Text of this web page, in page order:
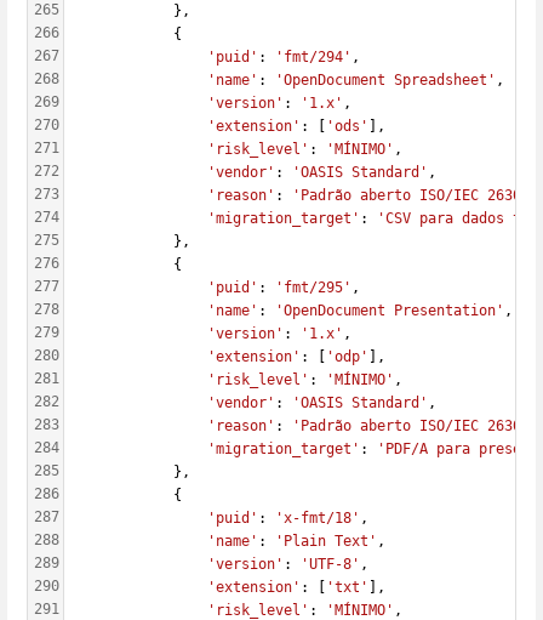
265
266
267
268
269
270
271
272
273
274
275
276
277
278
279
280
281
282
283
284
285
286
287
288
289
290
291
            },
            {
'puid' : 'fmt/294' ,
'name' : 'OpenDocument Spreadsheet' ,
'version' : '1.x' ,
'extension' : [ 'ods'
],
'risk_level' : 'MÍNIMO' ,
'vendor' : 'OASIS Standard' ,
'reason' : 'Padrão aberto ISO/IEC 26300'
'migration_target' :
'CSV para dados
            },
            {
'puid' : 'fmt/295' ,
'name' : 'OpenDocument Presentation' ,
'version' : '1.x' ,
'extension' : [ 'odp'
],
'risk_level' : 'MÍNIMO' ,
'vendor' : 'OASIS Standard' ,
'reason' : 'Padrão aberto ISO/IEC 26300'
'migration_target' :
'PDF/A para
            },
            {
'puid' : 'x-fmt/18' ,
'name' : 'Plain Text' ,
'version' : 'UTF-8' ,
'extension' : [ 'txt'
],
'risk_level' : 'MÍNIMO' ,